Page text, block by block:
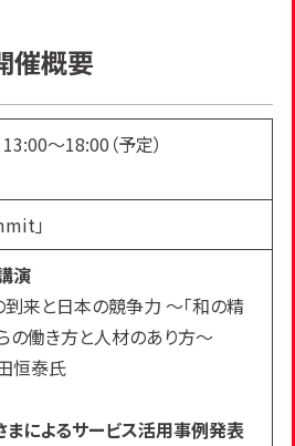
催概要
～18:00（予定）
」
演
来と日本の競争力 ～「和の精
の働き方と人材のあり方～
恒泰氏
まによるサービス活用事例発表